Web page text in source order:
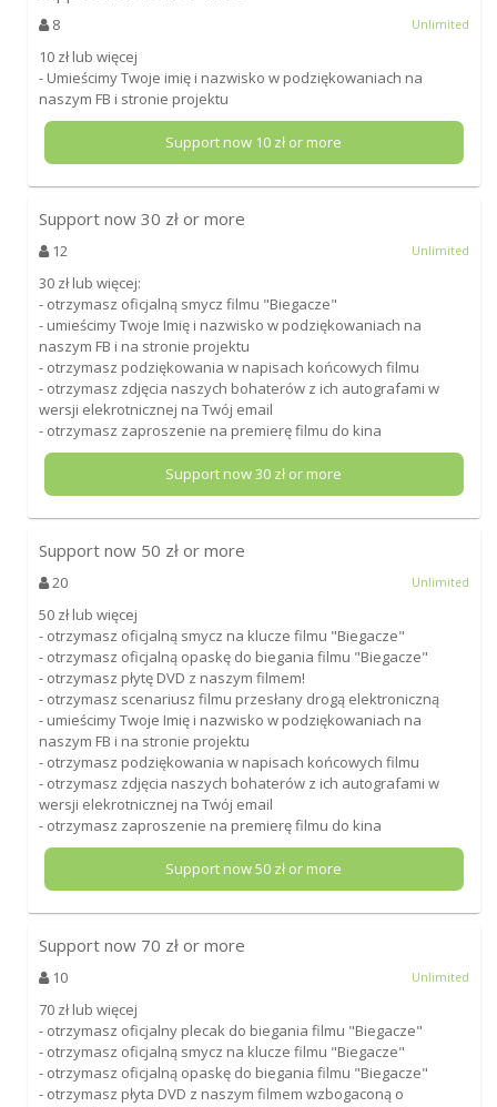
8 Unlimited
10 zł lub więcej
- Umieścimy Twoje imię i nazwisko w podziękowaniach na
naszym FB i stronie projektu
Support now 10 zł or more
Support now 30 zł or more
12 Unlimited
30 zł lub więcej:
- otrzymasz oficjalną smycz filmu "Biegacze"
- umieścimy Twoje Imię i nazwisko w podziękowaniach na
naszym FB i na stronie projektu
- otrzymasz podziękowania w napisach końcowych filmu
- otrzymasz zdjęcia naszych bohaterów z ich autografami w
wersji elekrotnicznej na Twój email
- otrzymasz zaproszenie na premierę filmu do kina
Support now30 zł or more
Support now 50 zł or more
20 Unlimited
50 zł lub więcej
- otrzymasz oficjalną smycz na klucze filmu "Biegacze"
- otrzymasz oficjalną opaskę do biegania filmu "Biegacze"
- otrzymasz płytę DVD z naszym filmem!
- otrzymasz scenariusz filmu przesłany drogą elektroniczną
- umieścimy Twoje Imię i nazwisko w podziękowaniach na
naszym FB i na stronie projektu
- otrzymasz podziękowania w napisach końcowych filmu
- otrzymasz zdjęcia naszych bohaterów z ich autografami w
wersji elekrotnicznej na Twój email
- otrzymasz zaproszenie na premierę filmu do kina
Support now50 zł or more
Support now 70 zł or more
10 Unlimited
70 zł lub więcej
- otrzymasz oficjalny plecak do biegania filmu "Biegacze"
- otrzymasz oficjalną smycz na klucze filmu "Biegacze"
- otrzymasz oficjalną opaskę do biegania filmu "Biegacze"
- otrzymasz płyta DVD z naszym filmem wzbogaconą o